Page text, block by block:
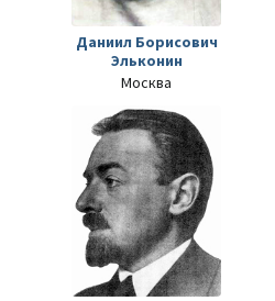
Даниил Борисович
Эльконин
Москва